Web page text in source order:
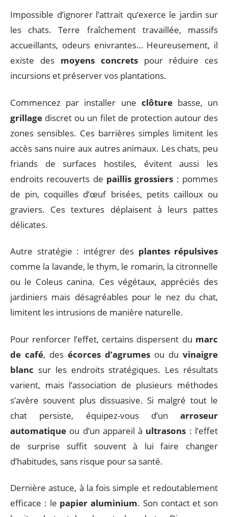
Impossible d’ignorer l’attrait qu’exerce le jardin sur
les chats. Terre fraîchement travaillée, massifs
accueillants, odeurs enivrantes… Heureusement, il
existe des moyens concrets pour réduire ces
incursions et préserver vos plantations.
Commencez par installer une clôturebasse, un
grillage discret ou un filet de protection autour des
zones sensibles. Ces barrières simples limitent les
accès sans nuire aux autres animaux. Les chats, peu
friands de surfaces hostiles, évitent aussi les
endroits recouverts de paillis grossiers : pommes
de pin, coquilles d’œuf brisées, petits cailloux ou
graviers. Ces textures déplaisent à leurs pattes
délicates.
Autre stratégie : intégrer des plantes répulsives
comme la lavande, le thym, le romarin, la citronnelle
ou le Coleus canina. Ces végétaux, appréciés des
jardiniers mais désagréables pour le nez du chat,
limitent les intrusions de manière naturelle.
Pour renforcer l’effet, certains dispersent du marc
de café, des écorces d’agrumes ou du vinaigre
blanc sur les endroits stratégiques. Les résultats
varient, mais l’association de plusieurs méthodes
s’avère souvent plus dissuasive. Si malgré tout le
chat persiste, équipez-vous d’un arroseur
automatique ou d’un appareil à ultrasons : l’effet
de surprise suffit souvent à lui faire changer
d’habitudes, sans risque pour sa santé.
Dernière astuce, à la fois simple et redoutablement
efficace : le papier aluminium. Son contact et son